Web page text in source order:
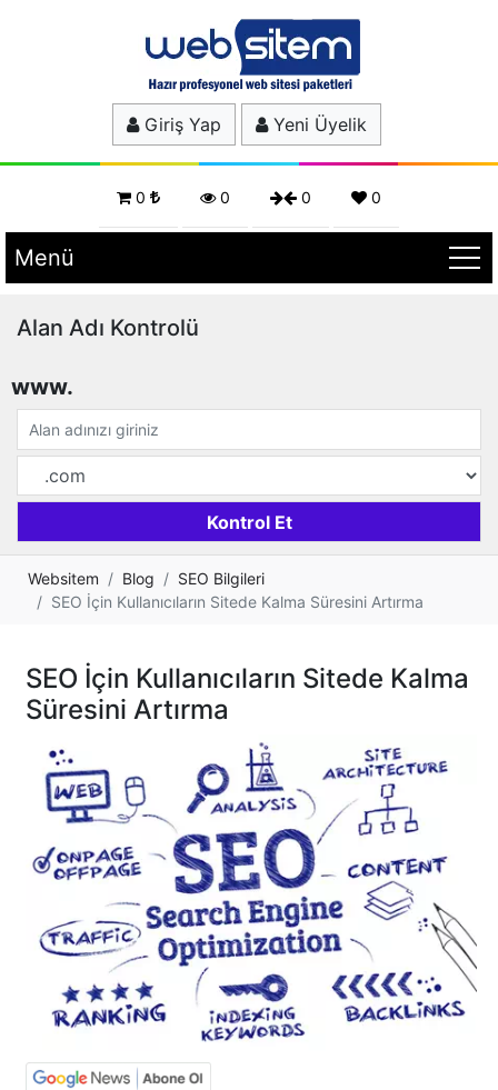
Giriş Yap Yeni Üyelik
0 0 0 0
Menü
Alan Adı Kontrolü
www.
Websitem Blog
SEO Bilgileri
SEO İçin Kullanıcıların Sitede Kalma Süresini Artırma
SEO İçin Kullanıcıların Sitede Kalma
Süresini Artırma